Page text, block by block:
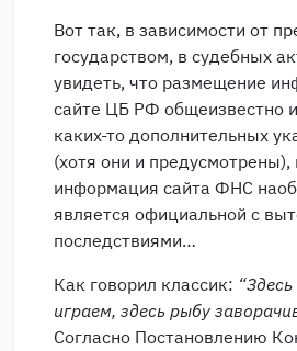
Вот так, в зависимости от
государством, в судебных
увидеть, что размещение
сайте ЦБ РФ общеизвестно
каких-то дополнительных
(хотя они и
информация сайта ФНС
является официальной с
последствиями…
Как говорил классик:
играем, здесь рыбу
Согласно Постановлению